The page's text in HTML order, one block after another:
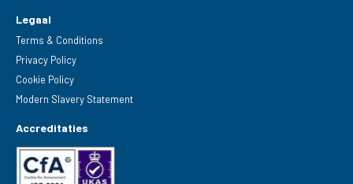
Legaal
Terms & Conditions
Privacy Policy
Cookie Policy
Modern Slavery Statement
Accreditaties